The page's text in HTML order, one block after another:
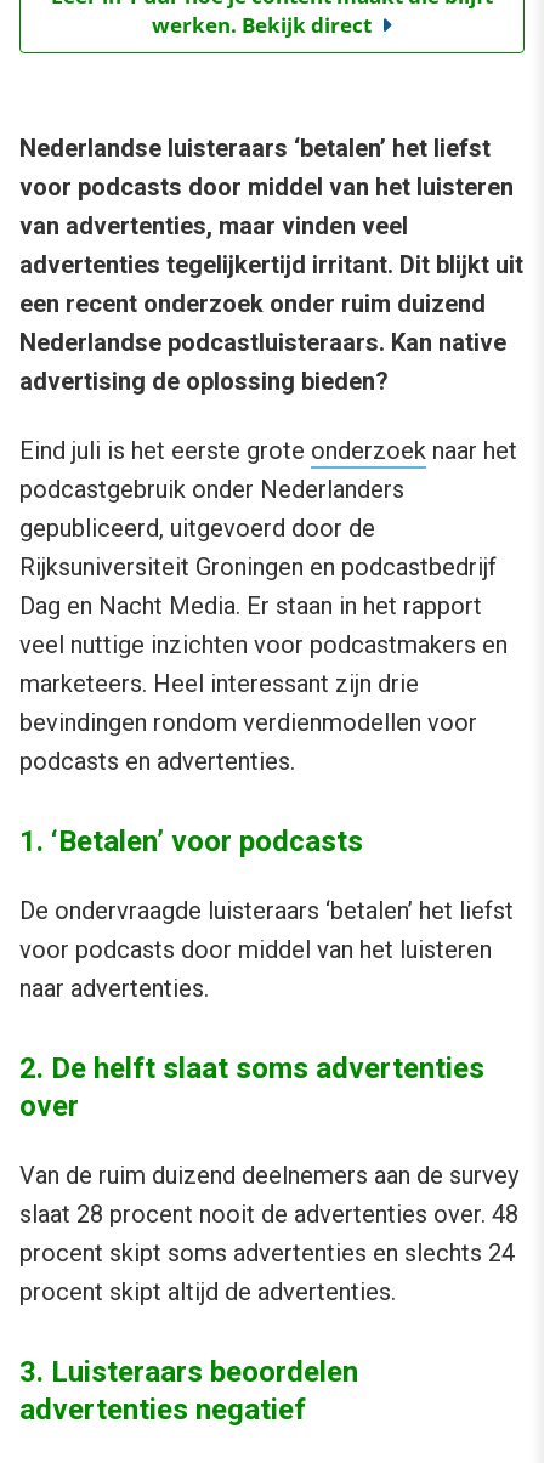
werken. Bekijk direct
Nederlandse luisteraars ‘betalen’ het liefst
voor podcasts door middel van het luisteren
van advertenties, maar vinden veel
advertenties tegelijkertijd irritant. Dit blijkt uit
een recent onderzoek onder ruim duizend
Nederlandse podcastluisteraars. Kan native
advertising de oplossing bieden?
Eind juli is het eerste grote onderzoek naar het
podcastgebruik onder Nederlanders
gepubliceerd, uitgevoerd door de
Rijksuniversiteit Groningen en podcastbedrijf
Dag en Nacht Media. Er staan in het rapport
veel nuttige inzichten voor podcastmakers en
marketeers. Heel interessant zijn drie
bevindingen rondom verdienmodellen voor
podcasts en advertenties.
1. ‘Betalen’ voor podcasts
De ondervraagde luisteraars ‘betalen’ het liefst
voor podcasts door middel van het luisteren
naar advertenties.
2. De helft slaat soms advertenties
over
Van de ruim duizend deelnemers aan de survey
slaat 28 procent nooit de advertenties over. 48
procent skipt soms advertenties en slechts 24
procent skipt altijd de advertenties.
3. Luisteraars beoordelen
advertenties negatief